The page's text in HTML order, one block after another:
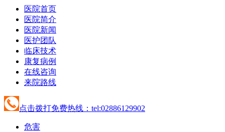
医院首页
医院简介
医院新闻
医护团队
临床技术
康复病例
在线咨询
来院路线
点击拨打免费热线：tel:02886129902
危害